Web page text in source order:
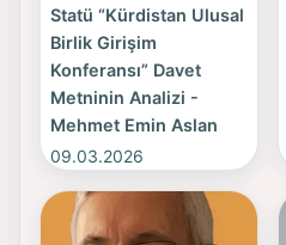
Statü “Kürdistan Ulusal
Birlik Girişim
Konferansı” Davet
Metninin Analizi -
Mehmet Emin Aslan
09.03.2026